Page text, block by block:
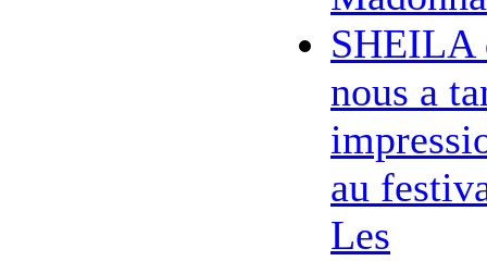
SHEILA
nous a
au
Les